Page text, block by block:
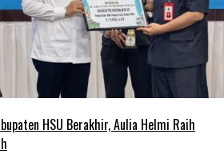
HSU Berakhir, Aulia Helmi Raih